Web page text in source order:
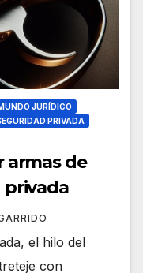
JURÍDICO
PRIVADA
armas de
privada
el hilo del
con